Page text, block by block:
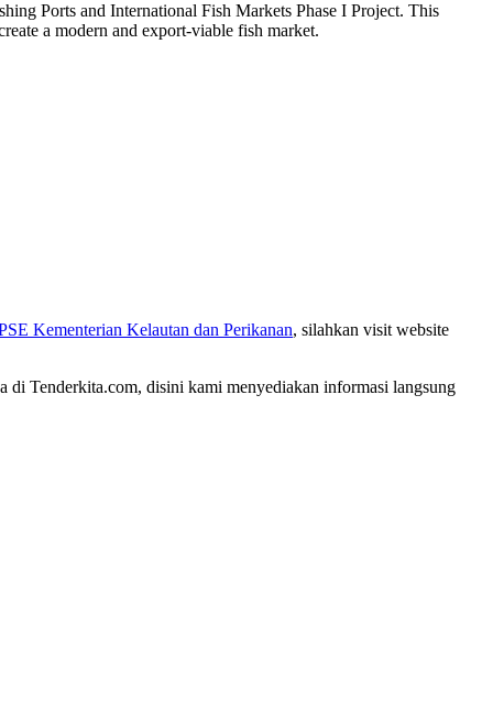
Ports and International Fish Markets Phase I Project. This
a modern and export-viable fish market.
Kementerian Kelautan dan Perikanan, silahkan visit website
di Tenderkita.com, disini kami menyediakan informasi langsung